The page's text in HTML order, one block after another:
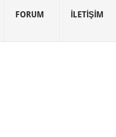
FORUM İLETIŞIM